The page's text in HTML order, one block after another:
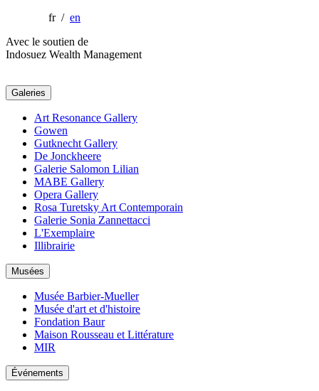
fr / en
Avec le soutien de
Indosuez Wealth Management
Galeries
Art Resonance Gallery
Gowen
Gutknecht Gallery
De Jonckheere
Galerie Salomon Lilian
MABE Gallery
Opera Gallery
Rosa Turetsky Art Contemporain
Galerie Sonia Zannettacci
L'Exemplaire
Illibrairie
Musées
Musée Barbier-Mueller
Musée d'art et d'histoire
Fondation Baur
Maison Rousseau et Littérature
MIR
Événements